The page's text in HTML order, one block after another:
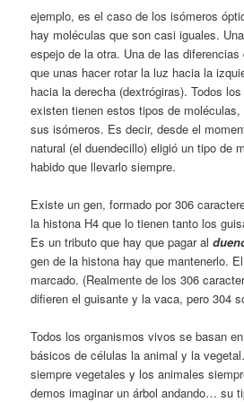
ejemplo, es el caso de los isóme­ros
hay molécu­las que son casi iguales.
espejo de la otra. Una de las
que unas hacer rotar la luz hacia la
hacia la derecha (dextrógiras). Todos
existen tienen estos tipos de
sus isómeros. Es decir, desde el
natural (el duendecillo) eligió un tipo de
habido que llevarlo siem­pre.
Existe un gen, formado por 306
la histona H4 que lo tienen tanto los
Es un tributo que hay que pagar al
gen de la histona hay que man­tenerlo.
marcado. (Realmente de los 306
difieren el guisante y la vaca, pero 304
Todos los organismos vivos se basan
básicos de células la animal y la
siempre vegetales y los animales
demos imaginar un árbol andando… su